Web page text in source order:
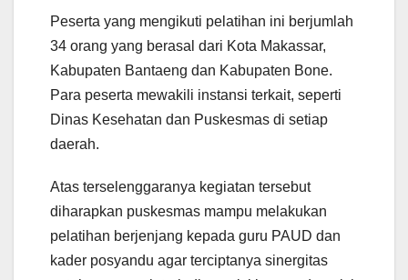
Peserta yang mengikuti pelatihan ini berjumlah
34 orang yang berasal dari Kota Makassar,
Kabupaten Bantaeng dan Kabupaten Bone.
Para peserta mewakili instansi terkait, seperti
Dinas Kesehatan dan Puskesmas di setiap
daerah.
Atas terselenggaranya kegiatan tersebut
diharapkan puskesmas mampu melakukan
pelatihan berjenjang kepada guru PAUD dan
kader posyandu agar terciptanya sinergitas